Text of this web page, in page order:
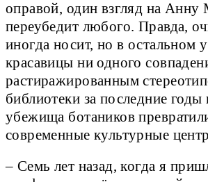
оправой, один взгляд на Анну
переубедит любого. Правда,
иногда носит, но в остальном
красавицы ни одного
растиражированным
библиотеки за последние годы
убежища ботаников
современные культурные
– Семь лет назад, когда я